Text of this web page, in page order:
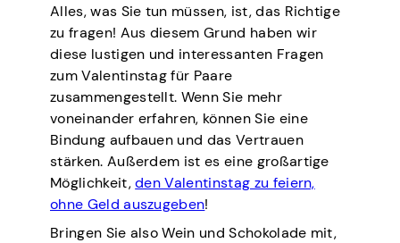
Alles, was Sie tun müssen, ist, das Richtige
zu fragen! Aus diesem Grund haben wir
diese lustigen und interessanten Fragen
zum Valentinstag für Paare
zusammengestellt. Wenn Sie mehr
voneinander erfahren, können Sie eine
Bindung aufbauen und das Vertrauen
stärken. Außerdem ist es eine großartige
Möglichkeit,den Valentinstag zu feiern,
ohne Geld auszugeben!
Bringen Sie also Wein und Schokolade mit,